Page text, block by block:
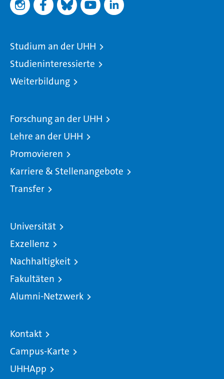
Studium an der UHH
Studieninteressierte
Weiterbildung
Forschung an der UHH
Lehre an der UHH
Promovieren
Karriere & Stellenangebote
Transfer
Universität
Exzellenz
Nachhaltigkeit
Fakultäten
Alumni-Netzwerk
Kontakt
Campus-Karte
UHHApp